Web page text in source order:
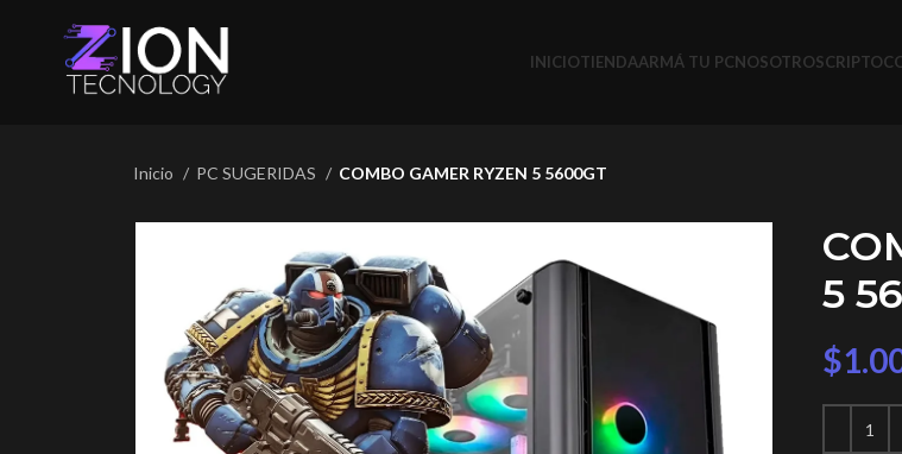
INICIOTIENDAARMÁ TU PCNOSOTROSCRIPTO
Inicio PC SUGERIDAS COMBO GAMER RYZEN 5 5600GT
5
$